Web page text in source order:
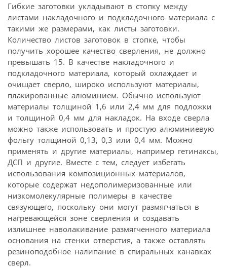
Гибкие заготовки укладывают в стопку между
листами накладочного и подкладочного материала с
такими же размерами, как листы заготовки.
Количество листов заготовок в стопке, чтобы
получить хорошее качество сверления, не должно
превышать 15. В качестве накладочного и
подкладочного материала, который охлаждает и
очищает сверло, широко используют материалы,
плакированные алюминием. Обычно используют
материалы толщиной 1,6 или 2,4 мм для подложки
и толщиной 0,4 мм для накладок. На входе сверла
можно также использовать и простую алюминиевую
фольгу толщиной 0,13, 0,3 или 0,4 мм. Можно
применять и другие материалы, например гетинаксы,
ДСП и другие. Вместе с тем, следует избегать
использования композиционных материалов,
которые содержат недополимеризованные или
низкомолекулярные полимеры в качестве
связующего, поскольку они могут размягчаться в
нагревающейся зоне сверления и создавать
излишнее наволакивание размягченного материала
основания на стенки отверстия, а также оставлять
резиноподобное налипание в спиральных канавках
сверл.